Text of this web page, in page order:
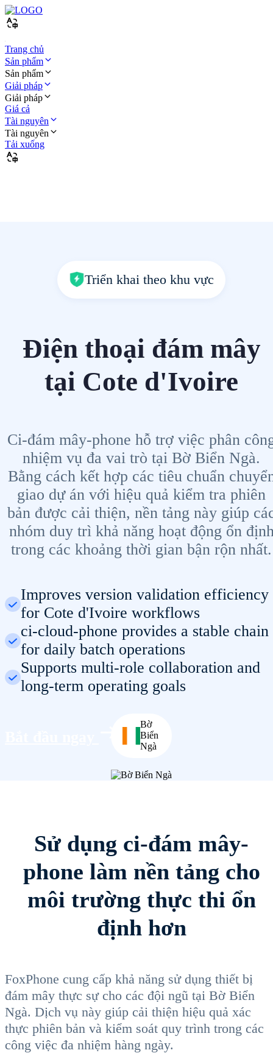
Trang chủ
Sản phẩm
Sản phẩm
Giải pháp
Giải pháp
Giá cả
Tài nguyên
Tài nguyên
Tải xuống
Triển khai theo khu vực
Điện thoại đám mây
tại Cote d'Ivoire
Ci-đám mây-phone hỗ trợ việc phân
nhiệm vụ đa vai trò tại Bờ Biển Ngà.
Bằng cách kết hợp các tiêu chuẩn
giao dự án với hiệu quả kiểm tra phiên
bản được cải thiện, nền tảng này giúp
nhóm duy trì khả năng hoạt động ổn
trong các khoảng thời gian bận rộn nhất.
Improves version validation efficiency
for Cote d'Ivoire workflows
ci-cloud-phone provides a stable chain
for daily batch operations
Supports multi-role collaboration and
long-term operating goals
Bờ
Biển
Ngà
Sử dụng ci-đám mây-
phone làm nền tảng cho
môi trường thực thi ổn
định hơn
FoxPhone cung cấp khả năng sử dụng thiết bị
đám mây thực sự cho các đội ngũ tại Bờ Biển
Ngà. Dịch vụ này giúp cải thiện hiệu quả xác
thực phiên bản và kiểm soát quy trình trong các
công việc đa nhiệm hàng ngày.